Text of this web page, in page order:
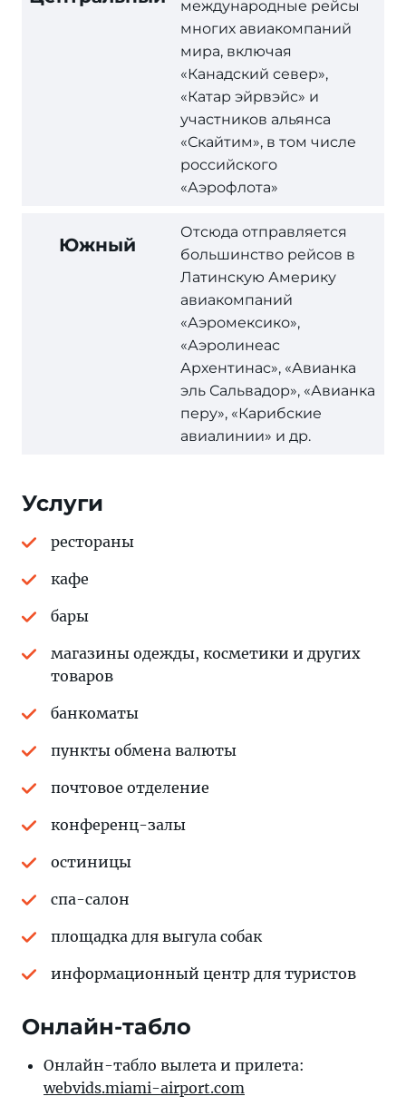
международные рейсы
многих авиакомпаний
мира, включая
«Канадский север»,
«Катар эйрвэйс» и
участников альянса
«Скайтим», в том числе
российского
«Аэрофлота»
Южный
Отсюда отправляется
большинство рейсов в
Латинскую Америку
авиакомпаний
«Аэромексико»,
«Аэролинеас
Архентинас», «Авианка
эль Сальвадор», «Авианка
перу», «Карибские
авиалинии» и др.
Услуги
рестораны
кафе
бары
магазины одежды, косметики и других
товаров
банкоматы
пункты обмена валюты
почтовое отделение
конференц-залы
остиницы
спа-салон
площадка для выгула собак
информационный центр для туристов
Онлайн-табло
Онлайн-табло вылета и прилета:
webvids.miami-airport.com